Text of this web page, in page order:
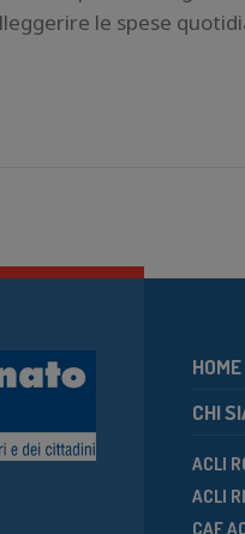
le spese
HOME
CHI
ACLI
ACLI
CAF